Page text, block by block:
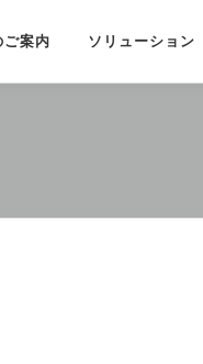
ご案内 ソリューション